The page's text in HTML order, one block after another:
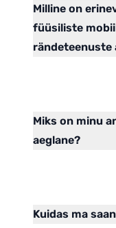
Milline on
füüsiliste
rändeteenuste
Miks on minu
aeglane?
Kuidas ma